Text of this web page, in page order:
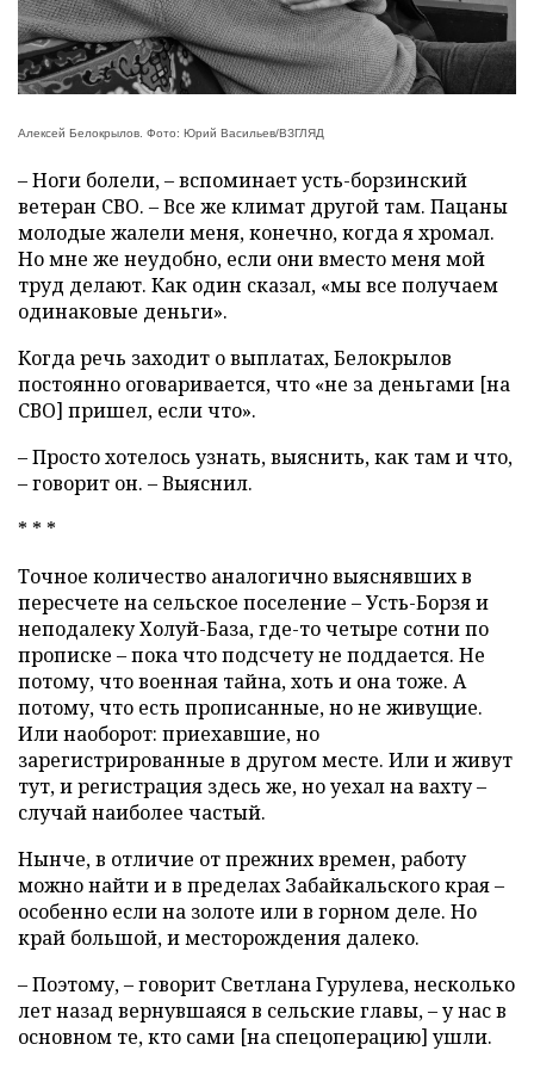
Алексей Белокрылов. Фото: Юрий Васильев/ВЗГЛЯД
– Ноги болели, – вспоминает усть-борзинский
ветеран СВО. – Все же климат другой там. Пацаны
молодые жалели меня, конечно, когда я хромал.
Но мне же неудобно, если они вместо меня мой
труд делают. Как один сказал, «мы все получаем
одинаковые деньги».
Когда речь заходит о выплатах, Белокрылов
постоянно оговаривается, что «не за деньгами [на
СВО] пришел, если что».
– Просто хотелось узнать, выяснить, как там и что,
– говорит он. – Выяснил.
* * *
Точное количество аналогично выяснявших в
пересчете на сельское поселение – Усть-Борзя и
неподалеку Холуй-База, где-то четыре сотни по
прописке – пока что подсчету не поддается. Не
потому, что военная тайна, хоть и она тоже. А
потому, что есть прописанные, но не живущие.
Или наоборот: приехавшие, но
зарегистрированные в другом месте. Или и живут
тут, и регистрация здесь же, но уехал на вахту –
случай наиболее частый.
Нынче, в отличие от прежних времен, работу
можно найти и в пределах Забайкальского края –
особенно если на золоте или в горном деле. Но
край большой, и месторождения далеко.
– Поэтому, – говорит Светлана Гурулева, несколько
лет назад вернувшаяся в сельские главы, – у нас в
основном те, кто сами [на спецоперацию] ушли.